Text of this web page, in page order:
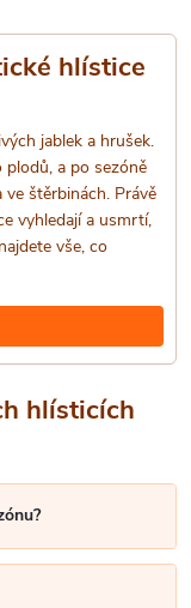
hlístice
jablek a hrušek.
plodů, a po sezóně
štěrbinách. Právě
vyhledají a usmrtí,
vše, co
hlísticích